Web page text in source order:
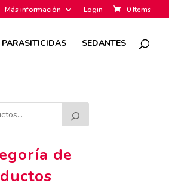
Más información Login 0 Items
PARASITICIDAS SEDANTES
de